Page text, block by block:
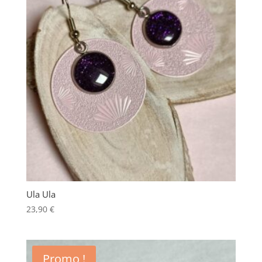
Ula Ula
23,90 €
Promo !